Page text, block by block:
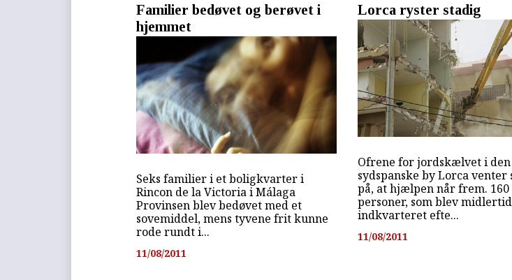
Familier bedøvet og berøvet i
hjemmet
Seks familier i et boligkvarter i
Rincon de la Victoria i Málaga
Provinsen blev bedøvet med et
sovemiddel, mens tyvene frit kunne
rode rundt i...
11/08/2011
Lorca ryster stadig
Ofrene for jordskælvet i den
sydspanske by Lorca venter
på, at hjælpen når frem. 160
personer, som blev
indkvarteret efte...
11/08/2011